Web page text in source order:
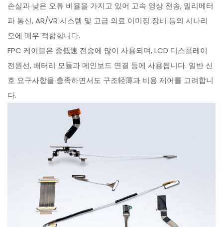
손실과 낮은 오류 비율을 가지고 있어 고속 영상 전송, 밀리메터
파 통신, AR/VR 시스템 및 고급 의료 이미징 장비 등의 시나리
오에 매우 적합합니다.
FPC 케이블은 중低速 전송에 많이 사용되며, LCD 디스플레이
전원선, 배터리 모듈과 메인보드 연결 등에 사용됩니다. 일반 신
호 요구사항을 충족하면서도 구조轻薄과 비용 제어를 고려합니
다.